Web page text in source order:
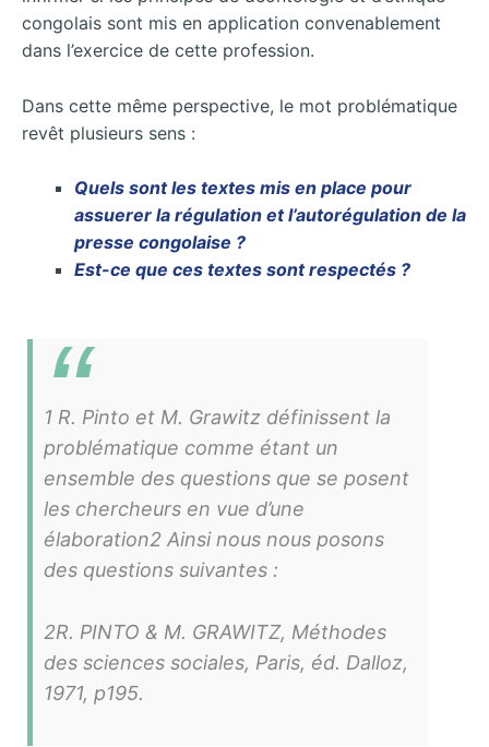
congolais sont mis en application convenablement
dans l’exercice de cette profession.
Dans cette même perspective, le mot problématique
revêt plusieurs sens :
Quels sont les textes mis en place pour
assuerer la régulation et l’autorégulation de la
presse congolaise ?
Est-ce que ces textes sont respectés ?
1 R. Pinto et M. Grawitz définissent la
problématique comme étant un
ensemble des questions que se posent
les chercheurs en vue d’une
élaboration2 Ainsi nous nous posons
des questions suivantes :
2R. PINTO & M. GRAWITZ, Méthodes
des sciences sociales, Paris, éd. Dalloz,
1971, p195.